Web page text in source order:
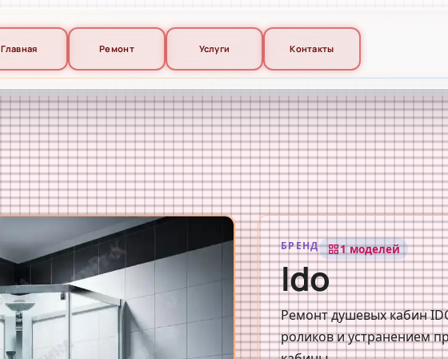
Главная Ремонт Услуги Контакты
БРЕНД grid_view1 моделей
Ido
Ремонт душевых кабин
роликов и устранением